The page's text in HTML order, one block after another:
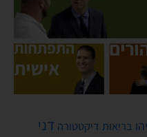
בריאות דיקטטורה דני